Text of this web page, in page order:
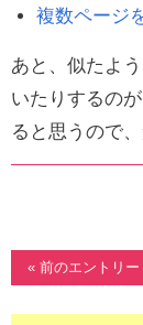
複数ページ
あと、似たよ
いたりするの
ると思うので
« 前のエントリー